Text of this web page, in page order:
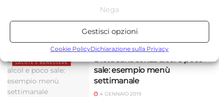
Statistiche
Archiviare informazioni su dispositivo e/o accedervi, Misurare le
prestazioni degli annunci, Misurare le prestazioni dei contenuti,
combinazione di dati provenienti da fonti diverse.
Marketing
Nega
Gestisci opzioni
Cookie PolicyDichiarazione sulla Privacy
ecco quali
4 GENNAIO 2019
SALUTE E BENESSERE
Dieta sana senza alcol e poco
sale: esempio menù
settimanale
4 GENNAIO 2019